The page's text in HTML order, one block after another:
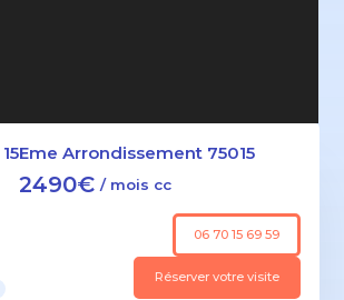
15Eme Arrondissement 75015
2490€ / mois cc
06 70 15 69 59
Réserver votre visite